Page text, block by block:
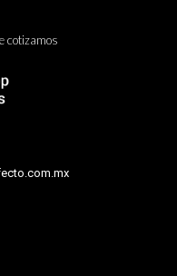
cotizamos